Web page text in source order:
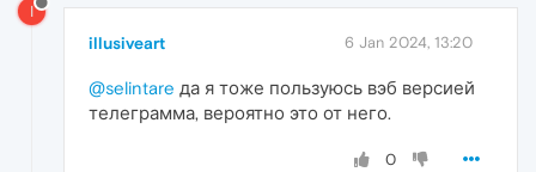
I
illusiveart 6 Jan 2024, 13:20
@selintare да я тоже пользуюсь вэб версией
телеграмма, вероятно это от него.
0